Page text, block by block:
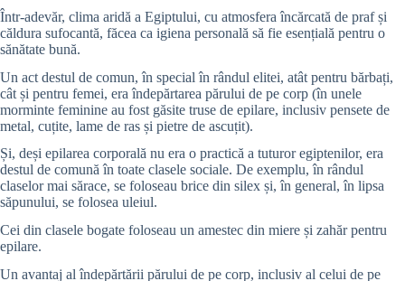
Într-adevăr, clima aridă a Egiptului, cu atmosfera încărcată de praf și
căldura sufocantă, făcea ca igiena personală să fie esențială pentru o
sănătate bună.
Un act destul de comun, în special în rândul elitei, atât pentru bărbați,
cât și pentru femei, era îndepărtarea părului de pe corp (în unele
morminte feminine au fost găsite truse de epilare, inclusiv pensete de
metal, cuțite, lame de ras și pietre de ascuțit).
Și, deși epilarea corporală nu era o practică a tuturor egiptenilor, era
destul de comună în toate clasele sociale. De exemplu, în rândul
claselor mai sărace, se foloseau brice din silex și, în general, în lipsa
săpunului, se folosea uleiul.
Cei din clasele bogate foloseau un amestec din miere și zahăr pentru
epilare.
Un avantaj al îndepărtării părului de pe corp, inclusiv al celui de pe